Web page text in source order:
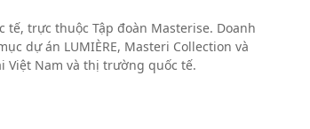
trực thuộc Tập đoàn Masterise. Doanh
dự án LUMIÈRE, Masteri Collection và
Việt Nam và thị trường quốc tế.